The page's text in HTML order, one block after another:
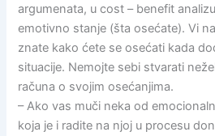
argumenata, u cost – benefit
emotivno stanje (šta osećate). Vi
znate kako ćete se osećati kada
situacije. Nemojte sebi stvarati
računa o svojim osećanjima.
– Ako vas muči neka od
koja je i radite na njoj u procesu